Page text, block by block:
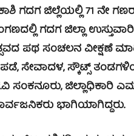
ಗದಗ ಜಿಲ್ಲೆಯಲ್ಲಿ 71 ನೇ
ಗದಗ ಜಿಲ್ಲಾ
ಪಥ ಸಂಚಲನ ವೀಕ್ಷಣೆ
ಪಡೆ, ಸೇವಾದಳ, ಸ್ಕೌಟ್ಸ್
ಸಂಕನೂರು, ಜಿಲ್ಲಾಧಿಕಾರಿ
ಭಾಗಿಯಾಗಿದ್ದರು.